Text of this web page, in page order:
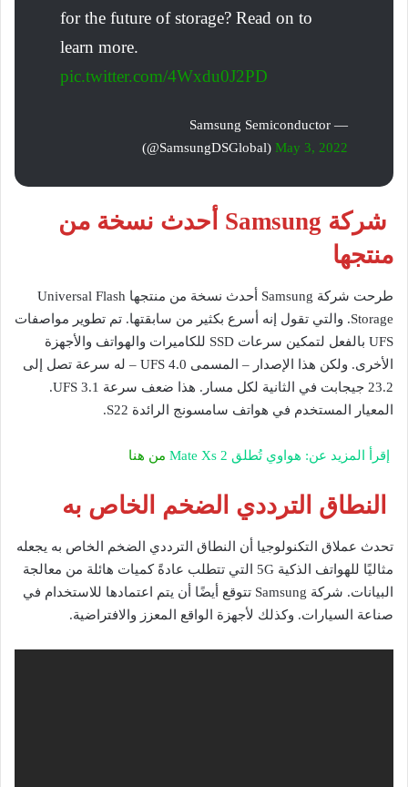
for the future of storage? Read on to
learn more.
pic.twitter.com/4Wxdu0J2PD
— Samsung Semiconductor
(@SamsungDSGlobal) May 3, 2022
شركة Samsung أحدث نسخة من
منتجها
طرحت شركة Samsung أحدث نسخة من منتجها Universal Flash
Storage. والتي تقول إنه أسرع بكثير من سابقتها. تم تطوير مواصفات
UFS بالفعل لتمكين سرعات SSD للكاميرات والهواتف والأجهزة
الأخرى. ولكن هذا الإصدار – المسمى UFS 4.0 – له سرعة تصل إلى
23.2 جيجابت في الثانية لكل مسار. هذا ضعف سرعة UFS 3.1.
المعيار المستخدم في هواتف سامسونج الرائدة S22.
إقرأ المزيد عن: هواوي تُطلق Mate Xs 2 من هنا
النطاق الترددي الضخم الخاص به
تحدث عملاق التكنولوجيا أن النطاق الترددي الضخم الخاص به يجعله
مثاليًا للهواتف الذكية 5G التي تتطلب عادةً كميات هائلة من معالجة
البيانات. شركة Samsung تتوقع أيضًا أن يتم اعتمادها للاستخدام في
صناعة السيارات. وكذلك لأجهزة الواقع المعزز والافتراضية.